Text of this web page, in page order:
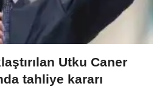
Utku Caner
tahliye kararı